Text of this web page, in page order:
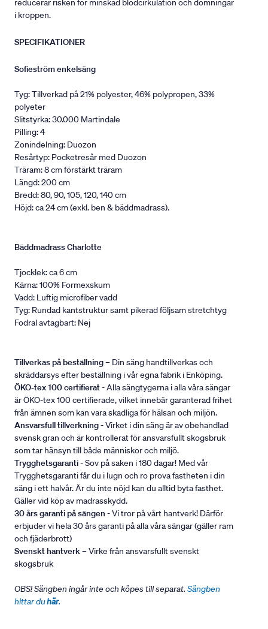
reducerar risken för minskad blodcirkulation och domningar
i kroppen.
SPECIFIKATIONER
Sofieström enkelsäng
Tyg: Tillverkad på 21% polyester, 46% polypropen, 33%
polyeter
Slitstyrka: 30.000 Martindale
Pilling: 4
Zonindelning: Duozon
Resårtyp: Pocketresår med Duozon
Träram: 8 cm förstärkt träram
Längd: 200 cm
Bredd: 80, 90, 105, 120, 140 cm
Höjd: ca 24 cm (exkl. ben & bäddmadrass).
Bäddmadrass Charlotte
Tjocklek: ca 6 cm
Kärna: 100% Formexskum
Vadd: Luftig microfiber vadd
Tyg: Rundad kantstruktur samt pikerad följsam stretchtyg
Fodral avtagbart: Nej
Tillverkas på beställning– Din säng handtillverkas och
skräddarsys efter beställning i vår egna fabrik i Enköping.
ÖKO-tex 100 certifierat- Alla sängtygerna i alla våra sängar
är ÖKO-tex 100 certifierade, vilket innebär garanterad frihet
från ämnen som kan vara skadliga för hälsan och miljön.
Ansvarsfull tillverkning- Virket i din säng är av obehandlad
svensk gran och är kontrollerat för ansvarsfullt skogsbruk
som tar hänsyn till både människor och miljö.
Trygghetsgaranti- Sov på saken i 180 dagar! Med vår
Trygghetsgaranti får du i lugn och ro prova fastheten i din
säng i ett halvår. Är du inte nöjd kan du alltid byta fasthet.
Gäller vid köp av madrasskydd.
30 års garanti på sängen - Vi tror på vårt hantverk! Därför
erbjuder vi hela 30 års garanti på alla våra sängar (gäller ram
och fjäderbrott)
Svenskt hantverk– Virke från ansvarsfullt svenskt
skogsbruk
OBS! Sängben ingår inte och köpes till separat. Sängben
hittar duhär.